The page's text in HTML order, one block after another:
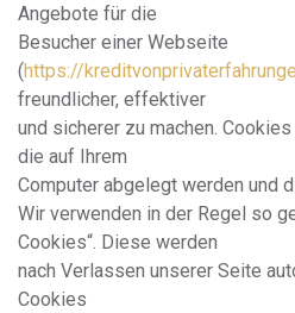
Angebote für die
Besucher einer Webseite
(https://
freundlicher, effektiver
und sicherer zu machen.
die auf Ihrem
Computer abgelegt werden und
Wir verwenden in der Regel so
Cookies“. Diese werden
nach Verlassen unserer Seite
Cookies